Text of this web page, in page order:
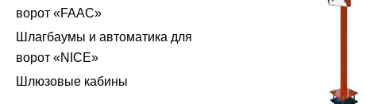
ворот «FAAC»
Шлагбаумы и автоматика для
ворот «NICE»
Шлюзовые кабины